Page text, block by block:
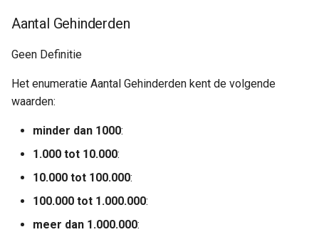
Aantal Gehinderden
Geen Definitie
Het enumeratie Aantal Gehinderden kent de volgende
waarden:
minder dan 1000:
1.000 tot 10.000:
10.000 tot 100.000:
100.000 tot 1.000.000:
meer dan 1.000.000: